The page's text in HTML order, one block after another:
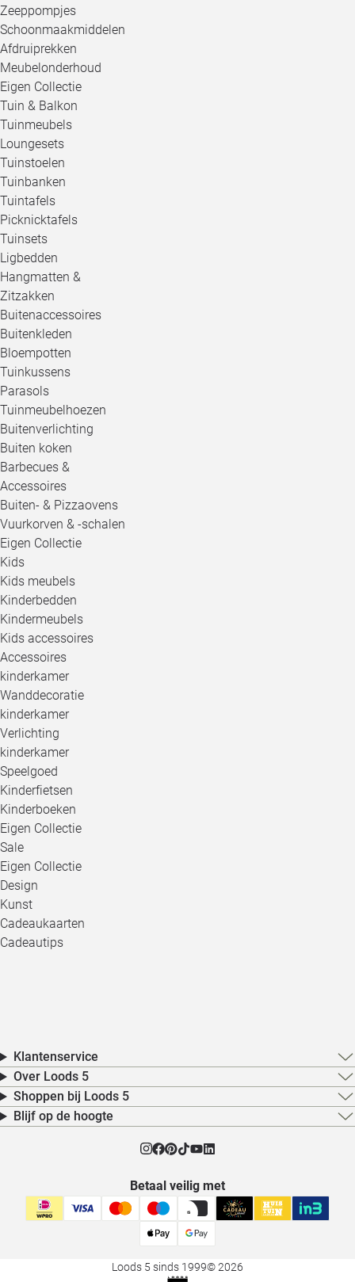
Zeeppompjes
Schoonmaakmiddelen
Afdruiprekken
Meubelonderhoud
Eigen Collectie
Tuin & Balkon
Tuinmeubels
Loungesets
Tuinstoelen
Tuinbanken
Tuintafels
Picknicktafels
Tuinsets
Ligbedden
Hangmatten &
Zitzakken
Buitenaccessoires
Buitenkleden
Bloempotten
Tuinkussens
Parasols
Tuinmeubelhoezen
Buitenverlichting
Buiten koken
Barbecues &
Accessoires
Buiten- & Pizzaovens
Vuurkorven & -schalen
Eigen Collectie
Kids
Kids meubels
Kinderbedden
Kindermeubels
Kids accessoires
Accessoires
kinderkamer
Wanddecoratie
kinderkamer
Verlichting
kinderkamer
Speelgoed
Kinderfietsen
Kinderboeken
Eigen Collectie
Sale
Eigen Collectie
Design
Kunst
Cadeaukaarten
Cadeautips
Klantenservice
Over Loods 5
Shoppen bij Loods 5
Blijf op de hoogte
Betaal veilig met
Loods 5 sinds 1999© 2026